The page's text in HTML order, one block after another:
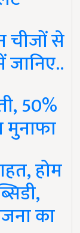
चीजों से
50%
मुनाफा
होम
का